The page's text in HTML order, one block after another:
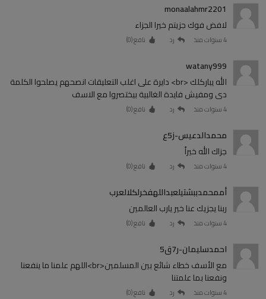
monaalahmr2201
لافض فوك جزيتم خيرا الجزاء
4 سنوات منذ رد نافع (0
)
watany999
الله يباركلك <br> دايرة على اغلب التعليقات انصحهم يصلحوا الكلمة
دى ومفيش فايدة الغالبية بيختصروا مع الاسف
4 سنوات منذ رد نافع (0
)
محمدالدعيس-ز5ع
جزاك الله خيراً
4 سنوات منذ رد نافع (0
)
أممحمدببشتيلعبداللهفخرلكلالعرب
ربنا يجزيك عنا خير يارب العالمين
4 سنوات منذ رد نافع (0
)
احمدسليمان-ر7ق5
مع الأسف خطاء شائع بين المسلمين<br>اللهم علمنا ما ينفعنا
ونفعنا بما علمتنا
4 سنوات منذ رد نافع (0
)